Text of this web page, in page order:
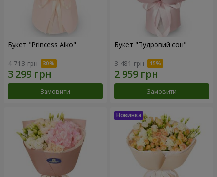
Букет "Princess Aiko"
4 713 грн
Замовити
Букет "Пудровий сон"
3 481 грн
Замовити